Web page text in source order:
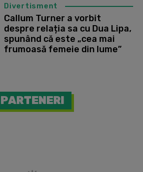
Divertisment
Callum Turner a vorbit
despre relația sa cu Dua Lipa,
spunând că este „cea mai
frumoasă femeie din lume”
PARTENERI